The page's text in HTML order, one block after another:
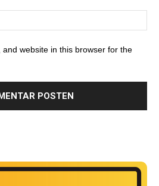
website in this browser for the